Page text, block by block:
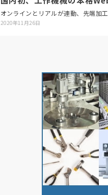
オンラインとリアルが連動、先端加
2020年11月26日